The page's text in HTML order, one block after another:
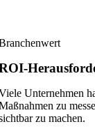
Unternehmen
zu
zu machen.